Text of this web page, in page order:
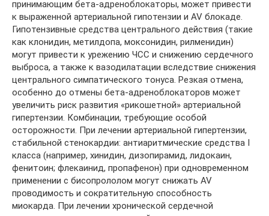
принимающим бета-адреноблокаторы, может привести
к выраженной артериальной гипотензии и AV блокаде.
Гипотензивные средства центрального действия (такие
как клонидин, метилдопа, моксонидин, рилменидин)
могут привести к урежению ЧСС и снижению сердечного
выброса, а также к вазодилатации вследствие снижения
центрального симпатического тонуса. Резкая отмена,
особенно до отмены бета-адреноблокаторов может
увеличить риск развития «рикошетной» артериальной
гипертензии. Комбинации, требующие особой
осторожности. При лечении артериальной гипертензии,
стабильной стенокардии: антиаритмические средства I
класса (например, хинидин, дизопирамид, лидокаин,
фенитоин; флекаинид, пропафенон) при одновременном
применении с бисопрололом могут снижать AV
проводимость и сократительную способность
миокарда. При лечении хронической сердечной